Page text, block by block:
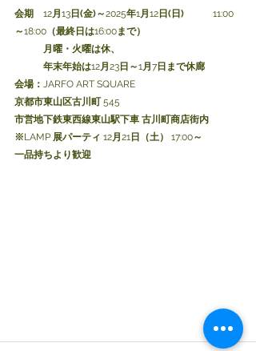
会期 12月 13 日(金)～2025年1月 12 日(日) 11:00
～18:00 （最終日は16:00まで）
月曜・火曜は休、
年末年始は12月 23 日～1月 7 日まで休廊
会場： JARFO ART SQUARE
京都市東山区古川町 545
市営地下鉄東西線東山駅下車 古川町商店街内
※LAMP 展パーティ 12月 21 日（土） 17:00～
一品持ちより歓迎